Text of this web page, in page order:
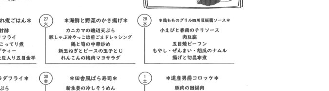
の駅いたの 「いたの88サロン」 5月5日に家賀で藍の定植に 行って来ま
日）🇹🇭🇻🇳アジアンフェア
外国人社員の親睦会
2026.07.24